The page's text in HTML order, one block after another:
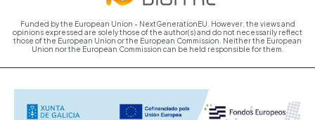
Funded by the European Union - NextGenerationEU. However, the views and
opinions expressed are solely those of the author(s) and do not necessarily reflect
those of the European Union or the European Commission. Neither the European
Union nor the European Commission can be held responsible for them.